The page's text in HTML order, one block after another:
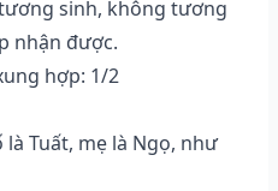
sinh, không tương
nhận được.
hợp: 1/2
Tuất, mẹ là Ngọ, như